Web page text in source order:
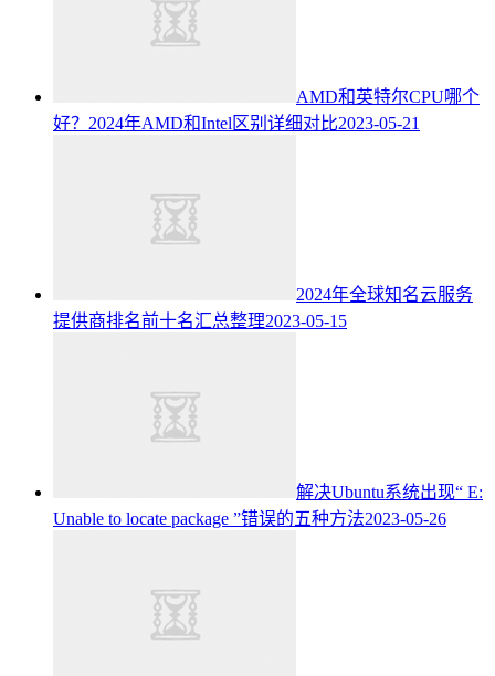
AMD和英特尔CPU哪个
好？2024年AMD和Intel区别详细对比2023-05-21
2024年全球知名云服务
提供商排名前十名汇总整理2023-05-15
解决Ubuntu系统出现“ E:
Unable to locate package ”错误的五种方法2023-05-26